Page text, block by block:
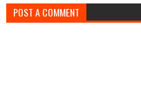
POST A COMMENT